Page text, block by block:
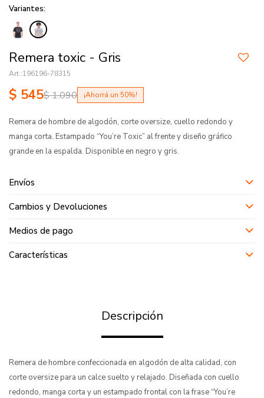
Remera toxic - Gris
196196-78315
$ 545$1.090 50
Remera de hombre de algodón, corte oversize, cuello redondo y
manga corta. Estampado “You’re Toxic” al frente y diseño gráfico
grande en la espalda. Disponible en negro y gris.
Variantes:
Envíos
Cambios y Devoluciones
Medios de pago
Características
Descripción
Remera de hombre confeccionada en algodón de alta calidad, con
corte oversize para un calce suelto y relajado. Diseñada con cuello
redondo, manga corta y un estampado frontal con la frase “You’re